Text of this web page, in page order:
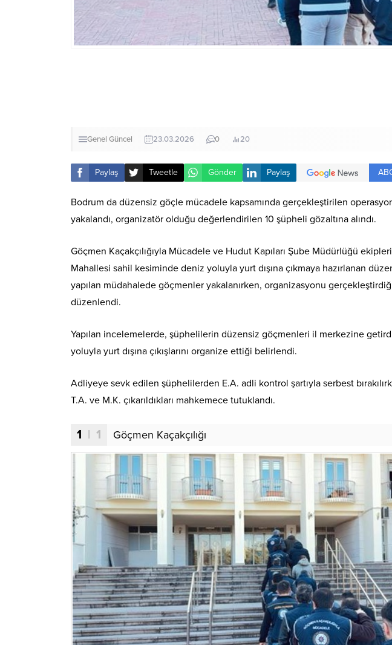
Genel Güncel 23.03.2026 0 20
Paylaş Tweetle Gönder Paylaş
Bodrum da düzensiz göçle mücadele kapsamında gerçekleştirilen
yakalandı, organizatör olduğu değerlendirilen 10 şüpheli gözaltına alındı.
Göçmen Kaçakçılığıyla Mücadele ve Hudut Kapıları Şube Müdürlüğü
Mahallesi sahil kesiminde deniz yoluyla yurt dışına çıkmaya hazırlanan
yapılan müdahalede göçmenler yakalanırken, organizasyonu
düzenlendi.
Yapılan incelemelerde, şüphelilerin düzensiz göçmenleri il merkezine
yoluyla yurt dışına çıkışlarını organize ettiği belirlendi.
Adliyeye sevk edilen şüphelilerden E.A. adli kontrol şartıyla serbest
T.A. ve M.K. çıkarıldıkları mahkemece tutuklandı.
1 | 1 Göçmen Kaçakçılığı